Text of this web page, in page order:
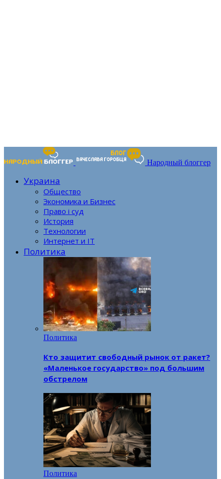
Народный блоггер
Украина
Общество
Экономика и Бизнес
Право і суд
История
Технологии
Интернет и IT
Политика
Политика
Кто защитит свободный рынок от ракет?
«Маленькое государство» под большим
обстрелом
Политика